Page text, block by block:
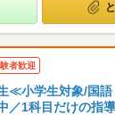
者歓迎
生≪小学生対象/国
／1科目だけの指